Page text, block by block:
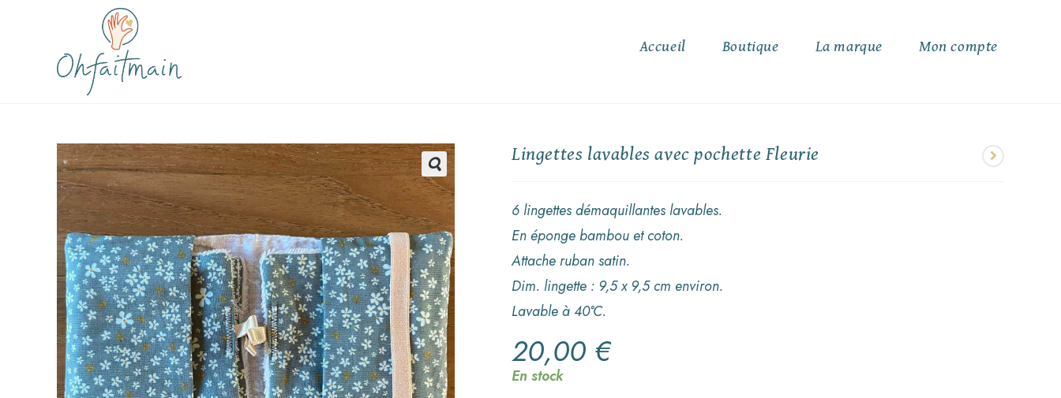
Accueil Boutique La marque Mon compte
🔍
Lingettes lavables avec pochette Fleurie
6 lingettes démaquillantes lavables.
En éponge bambou et coton.
Attache ruban satin.
Dim. lingette : 9,5 x 9,5 cm environ.
Lavable à 40°C.
20,00 €
En stock